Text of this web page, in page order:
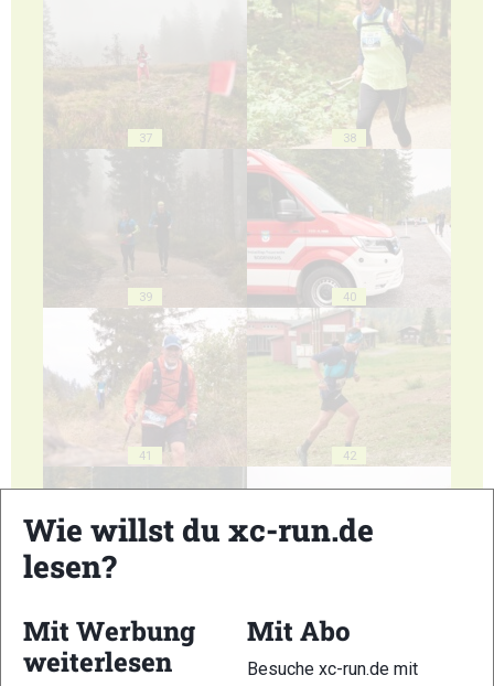
37 38
39 40
41 42
Wie willst du xc-run.de
lesen?
Mit Werbung
weiterlesen
Mit Abo
Besuche xc-run.de mit